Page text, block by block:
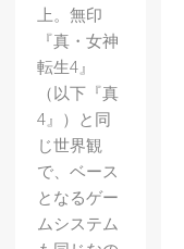
上。無印
『真・女神
転生4』
（以下『真
4』）と同
じ世界観
で、ベース
となるゲー
ムシステム